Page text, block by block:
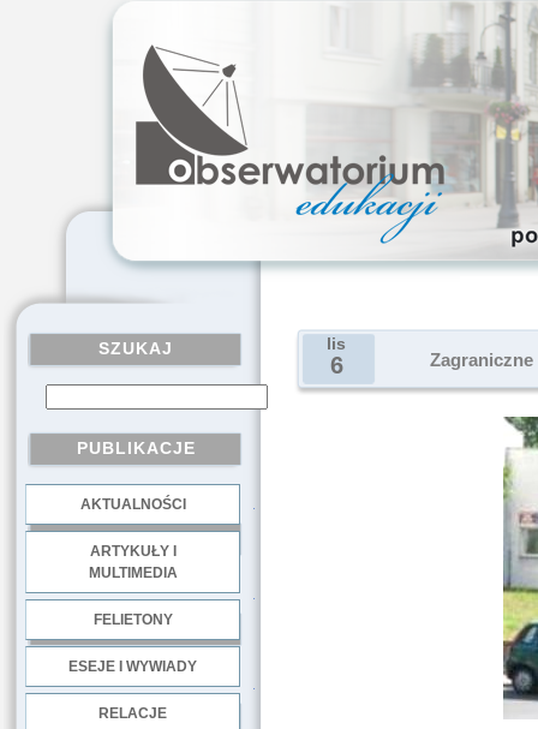
SZUKAJ
PUBLIKACJE
AKTUALNOŚCI
ARTYKUŁY I
MULTIMEDIA
FELIETONY
ESEJE I WYWIADY
RELACJE
lis
6